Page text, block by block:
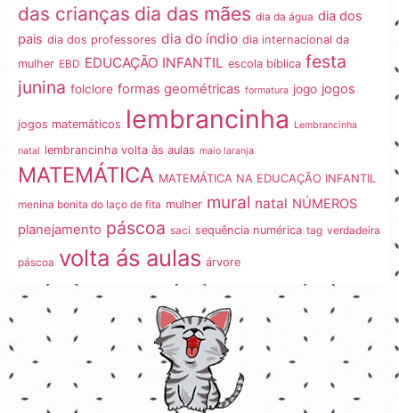
das crianças dia das mães dia da água dia dos
pais dia dos professores dia do índio dia internacional da
mulher EBD EDUCAÇÃO INFANTIL escola bíblica festa
junina folclore formas geométricas formatura jogo jogos
jogos matemáticos lembrancinha Lembrancinha
natal lembrancinha volta às aulas maio laranja
MATEMÁTICA MATEMÁTICA NA EDUCAÇÃO INFANTIL
menina bonita do laço de fita mulher mural natal NÚMEROS
planejamento páscoa saci sequência numérica tag verdadeira
páscoa volta ás aulas árvore